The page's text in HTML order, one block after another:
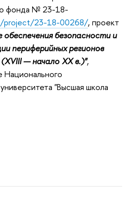
фонда № 23-18-
project/23-18-00268/, проект
безопасности и
периферийных регионов
— начало XX в.)",
Национального
"Высшая школа